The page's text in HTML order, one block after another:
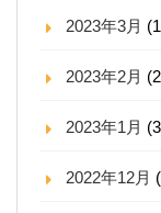
2023年3月
2023年2月
2023年1月
2022年12月